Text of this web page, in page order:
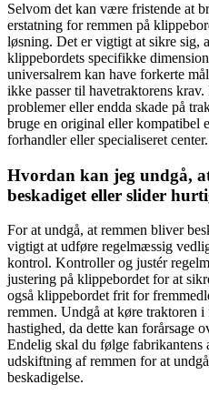
Selvom det kan være fristende at
erstatning for remmen på
løsning. Det er vigtigt at sikre sig,
klippebordets specifikke
universalrem kan have forkerte
ikke passer til havetraktorens
problemer eller endda skade på
bruge en original eller kompatibel
forhandler eller specialiseret center.
Hvordan kan jeg undgå,
beskadiget eller slider
For at undgå, at remmen bliver
vigtigt at udføre regelmæssig
kontrol. Kontroller og justér
justering på klippebordet for at
også klippebordet frit for
remmen. Undgå at køre traktoren
hastighed, da dette kan forårsage
Endelig skal du følge fabrikantens
udskiftning af remmen for at
beskadigelse.